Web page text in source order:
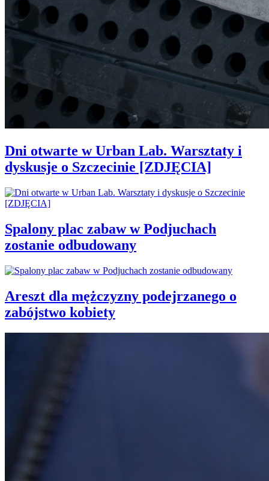
Dni otwarte w Urban Lab. Warsztaty i
dyskusje o Szczecinie [ZDJĘCIA]
Spalony plac zabaw w Podjuchach
zostanie odbudowany
Areszt dla mężczyzny podejrzanego o
zabójstwo kobiety